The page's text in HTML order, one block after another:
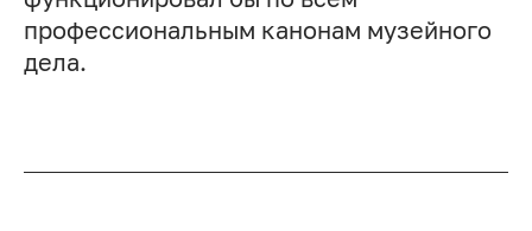
профессиональным канонам музейного
дела.